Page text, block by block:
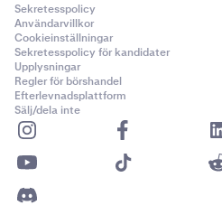
Sekretesspolicy
Användarvillkor
Cookieinställningar
Sekretesspolicy för kandidater
Upplysningar
Regler för börshandel
Efterlevnadsplattform
Sälj/dela inte